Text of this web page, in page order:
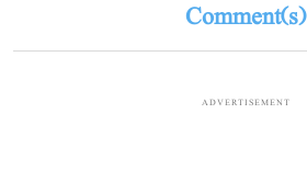
Comment(s)
ADVERTISEMENT